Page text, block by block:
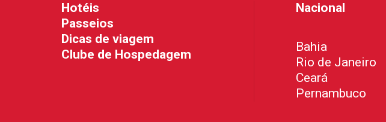
Hotéis
Passeios
Dicas de viagem
Clube de Hospedagem
Nacional
Bahia
Rio de Janeiro
Ceará
Pernambuco